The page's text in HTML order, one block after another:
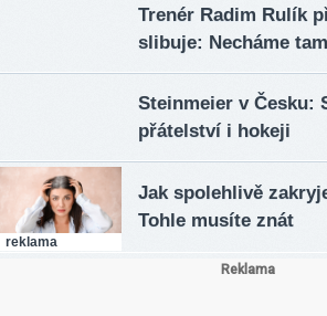
Trenér Radim Rulík
slibuje: Necháme
Steinmeier v Česku:
přátelství i hokeji
reklama
Jak spolehlivě
Tohle musíte znát